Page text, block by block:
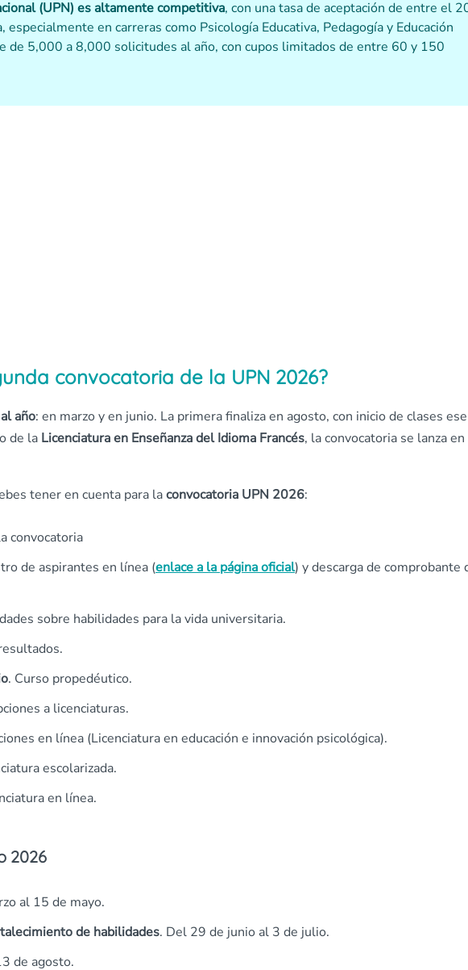
(UPN) es altamente competitiva, con una tasa de aceptación de entre el
en carreras como Psicología Educativa, Pedagogía y Educación
de 5,000 a 8,000 solicitudes al año, con cupos limitados de entre 60 y 150
convocatoria de la UPN 2026?
año: en marzo y en junio. La primera finaliza en agosto, con inicio de clases ese
de la Licenciatura en Enseñanza del Idioma Francés, la convocatoria se lanza en
tener en cuenta para laconvocatoria UPN 2026:
convocatoria
de aspirantes en línea (enlace a la página oficial) y descarga de comprobante
sobre habilidades para la vida universitaria.
. Curso propedéutico.
a licenciaturas.
en línea (Licenciatura en educación e innovación psicológica).
escolarizada.
en línea.
2026
al 15 de mayo.
de habilidades. Del 29 de junio al 3 de julio.
de agosto.